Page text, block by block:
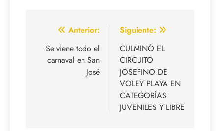
Navegación
de
entradas
Anterior:
Se viene todo el
carnaval en San
José
Siguiente:
CULMINÓ EL
CIRCUITO
JOSEFINO DE
VOLEY PLAYA EN
CATEGORÍAS
JUVENILES Y LIBRE